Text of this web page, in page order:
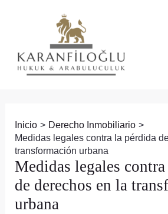
Inicio
Derecho Inmobiliario
Medidas legales contra la pérdida
transformación urbana
Medidas legales
de derechos en la
urbana